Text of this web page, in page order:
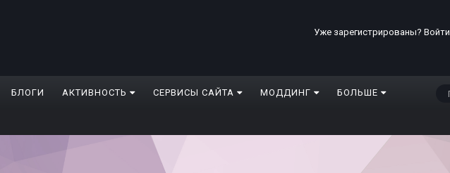
Уже зарегистрированы? Войти
БЛОГИ АКТИВНОСТЬ СЕРВИСЫ САЙТА МОДДИНГ БОЛЬШЕ